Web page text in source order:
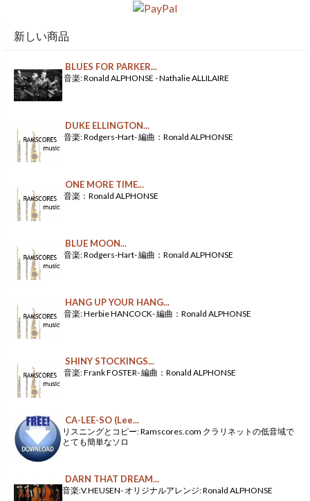
新しい商品
BLUES FOR PARKER...
音楽: Ronald ALPHONSE - Nathalie ALLILAIRE
DUKE ELLINGTON...
音楽: Rodgers-Hart- 編曲：Ronald ALPHONSE
ONE MORE TIME...
音楽：Ronald ALPHONSE
BLUE MOON...
音楽: Rodgers-Hart- 編曲：Ronald ALPHONSE
HANG UP YOUR HANG...
音楽: Herbie HANCOCK- 編曲：Ronald ALPHONSE
SHINY STOCKINGS...
音楽: Frank FOSTER- 編曲：Ronald ALPHONSE
CA-LEE-SO (Lee...
リスニングとコピー: Ramscores.com クラリネットの低音域で
とても簡単なソロ
DARN THAT DREAM...
音楽:V.HEUSEN- オリジナルアレンジ: Ronald ALPHONSE